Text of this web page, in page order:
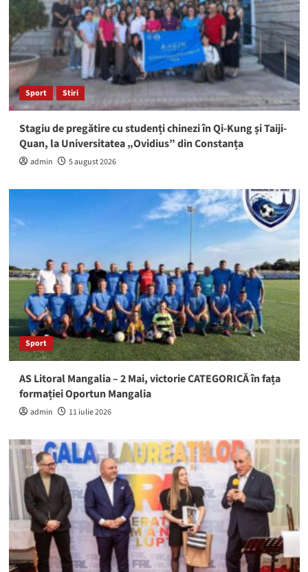
Sport Stiri
Stagiu de pregătire cu studenți chinezi în Qi-Kung și Taiji-
Quan, la Universitatea „Ovidius” din Constanța
admin 5 august 2026
Sport
AS Litoral Mangalia – 2 Mai, victorie CATEGORICĂ în fața
formației Oportun Mangalia
admin 11 iulie 2026